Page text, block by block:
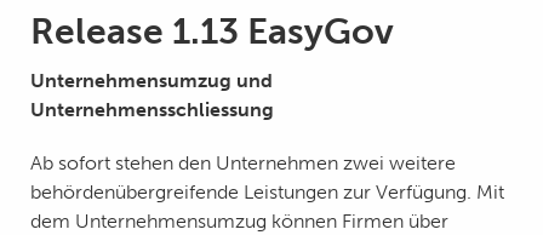
Release 1.13 EasyGov
Unternehmensumzug und
Unternehmensschliessung
Ab sofort stehen den Unternehmen zwei weitere
behördenübergreifende Leistungen zur Verfügung. Mit
dem Unternehmensumzug können Firmen über